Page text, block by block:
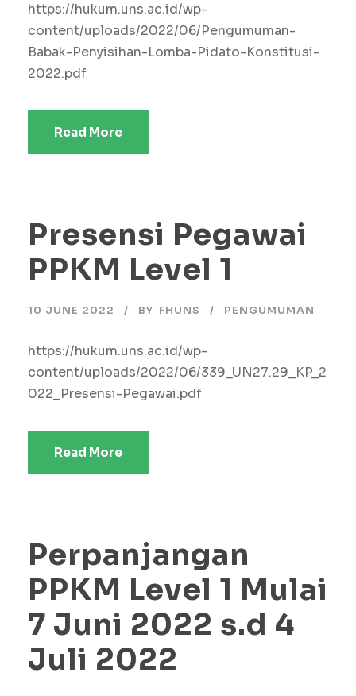
https://hukum.uns.ac.id/wp-
content/uploads/2022/06/Pengumuman-
Babak-Penyisihan-Lomba-Pidato-Konstitusi-
2022.pdf
Read More
Presensi Pegawai
PPKM Level 1
10 JUNE 2022 BY FHUNS PENGUMUMAN
https://hukum.uns.ac.id/wp-
content/uploads/2022/06/339_UN27.29_KP_2
022_Presensi-Pegawai.pdf
Read More
Perpanjangan
PPKM Level 1 Mulai
7 Juni 2022 s.d 4
Juli 2022